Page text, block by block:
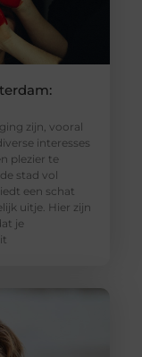
zijn, vooral
interesses
plezier te
stad vol
een schat
uitje. Hier zijn
je